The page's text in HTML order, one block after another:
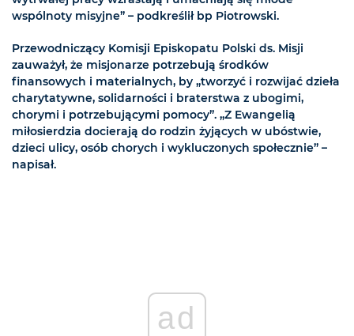
wspólnoty misyjne” – podkreślił bp Piotrowski.
Przewodniczący Komisji Episkopatu Polski ds. Misji
zauważył, że misjonarze potrzebują środków
finansowych i materialnych, by „tworzyć i rozwijać dzieła
charytatywne, solidarności i braterstwa z ubogimi,
chorymi i potrzebującymi pomocy”. „Z Ewangelią
miłosierdzia docierają do rodzin żyjących w ubóstwie,
dzieci ulicy, osób chorych i wykluczonych społecznie” –
napisał.
ad